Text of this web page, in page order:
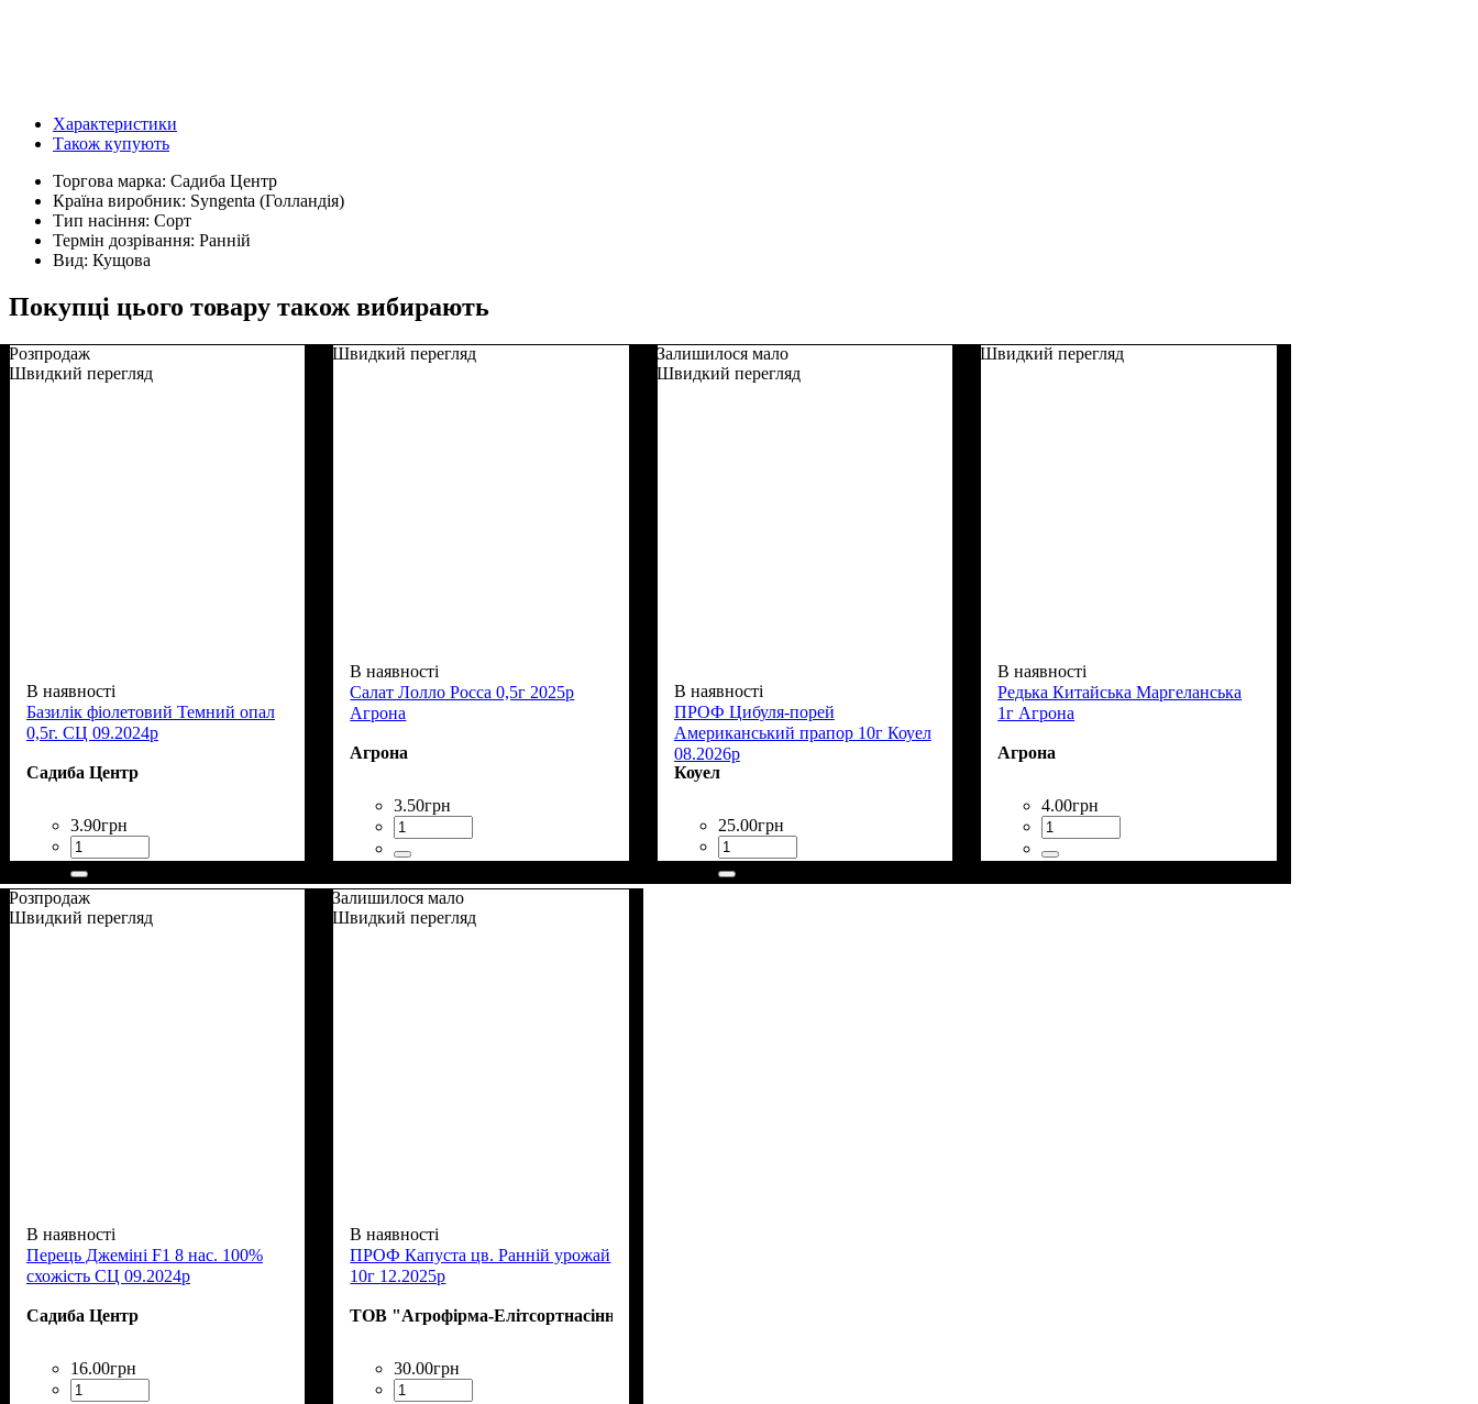
Характеристики
Також купують
Торгова марка: Садиба Центр
Країна виробник: Syngenta (Голландія)
Тип насіння: Сорт
Термін дозрівання: Ранній
Вид: Кущова
Покупці цього товару також вибирають
Розпродаж
Швидкий перегляд
В наявності
Базилік фіолетовий Темний опал
0,5г. СЦ 09.2024р
Садиба Центр
3.90грн
Швидкий перегляд
В наявності
Салат Лолло Росса 0,5г 2025р
Агрона
Агрона
3.50грн
Залишилося мало
Швидкий перегляд
В наявності
ПРОФ Цибуля-порей
Американський прапор 10г Коуел
08.2026р
Коуел
25.00грн
Швидкий перегляд
В наявності
Редька Китайська Маргеланська
1г Агрона
Агрона
4.00грн
Розпродаж
Швидкий перегляд
В наявності
Перець Джеміні F1 8 нас. 100%
схожість СЦ 09.2024р
Садиба Центр
16.00грн
Залишилося мало
Швидкий перегляд
В наявності
ПРОФ Капуста цв. Ранній урожай
10г 12.2025р
ТОВ "Агрофірма-Елітсортнасіння"
30.00грн